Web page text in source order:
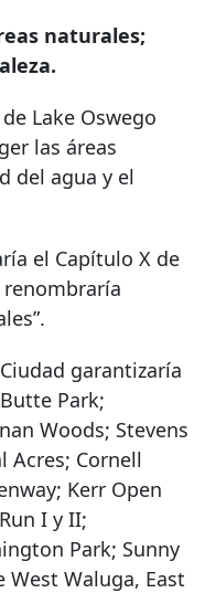
naturales;
Lake Oswego
las áreas
del agua y el
el Capítulo X de
renombraría
garantizaría
Park;
Woods; Stevens
Acres; Cornell
Kerr Open
I y II;
Park; Sunny
West Waluga, East